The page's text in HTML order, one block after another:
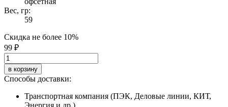
Вес, гр:
59
Скидка не более 10%
99 ₽
в корзину
Способы доставки:
Транспортная компания (ПЭК, Деловые линии, КИТ,
Энергия и др.)